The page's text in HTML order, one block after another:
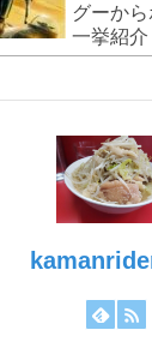
グーか
一挙紹介